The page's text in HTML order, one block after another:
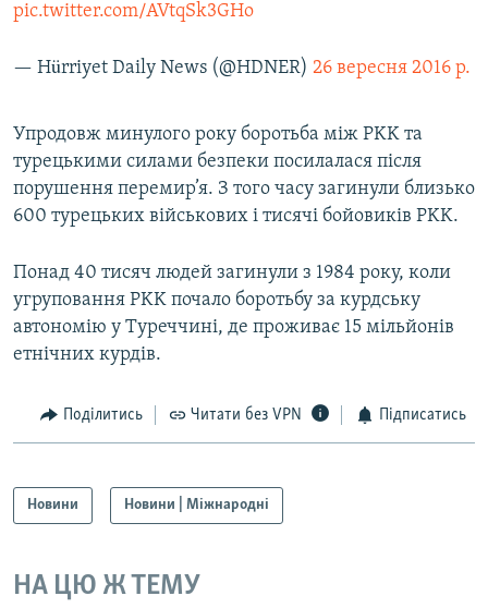
pic.twitter.com/AVtqSk3GHo
— Hürriyet Daily News (@HDNER) 26 вересня 2016 р.
Упродовж минулого року боротьба між PKK та
турецькими силами безпеки посилалася після
порушення перемир’я. З того часу загинули близько
600 турецьких військових і тисячі бойовиків PKK.
Понад 40 тисяч людей загинули з 1984 року, коли
угруповання PKK почало боротьбу за курдську
автономію у Туреччині, де проживає 15 мільйонів
етнічних курдів.
Поділитись Читати без VPN Підписатись
Новини Новини | Міжнародні
НА ЦЮ Ж ТЕМУ